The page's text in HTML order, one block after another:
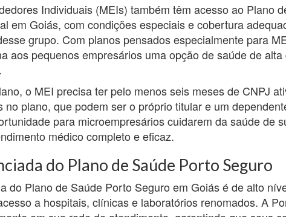
Individuais (MEIs) também têm acesso ao Plano
em Goiás, com condições especiais e cobertura
grupo. Com planos pensados especialmente para
aos pequenos empresários uma opção de saúde de
o MEI precisa ter pelo menos seis meses de CNPJ
no plano, que podem ser o próprio titular e um
para microempresários cuidarem da saúde de
médico completo e eficaz.
do Plano de Saúde Porto Seguro
do Plano de Saúde Porto Seguro em Goiás é de alto
a hospitais, clínicas e laboratórios renomados. A